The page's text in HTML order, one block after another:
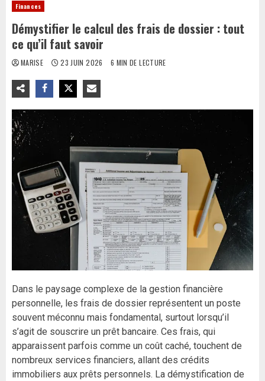
Finances
Démystifier le calcul des frais de dossier : tout
ce qu’il faut savoir
MARISE 23 JUIN 2026 6 MIN DE LECTURE
Dans le paysage complexe de la gestion financière
personnelle, les frais de dossier représentent un poste
souvent méconnu mais fondamental, surtout lorsqu’il
s’agit de souscrire un prêt bancaire. Ces frais, qui
apparaissent parfois comme un coût caché, touchent de
nombreux services financiers, allant des crédits
immobiliers aux prêts personnels. La démystification de